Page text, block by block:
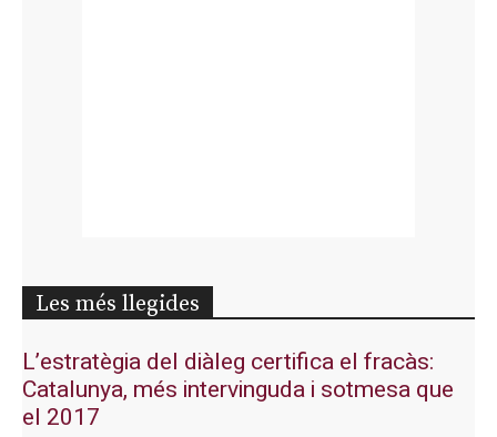
Les més llegides
L’estratègia del diàleg certifica el fracàs:
Catalunya, més intervinguda i sotmesa que
el 2017